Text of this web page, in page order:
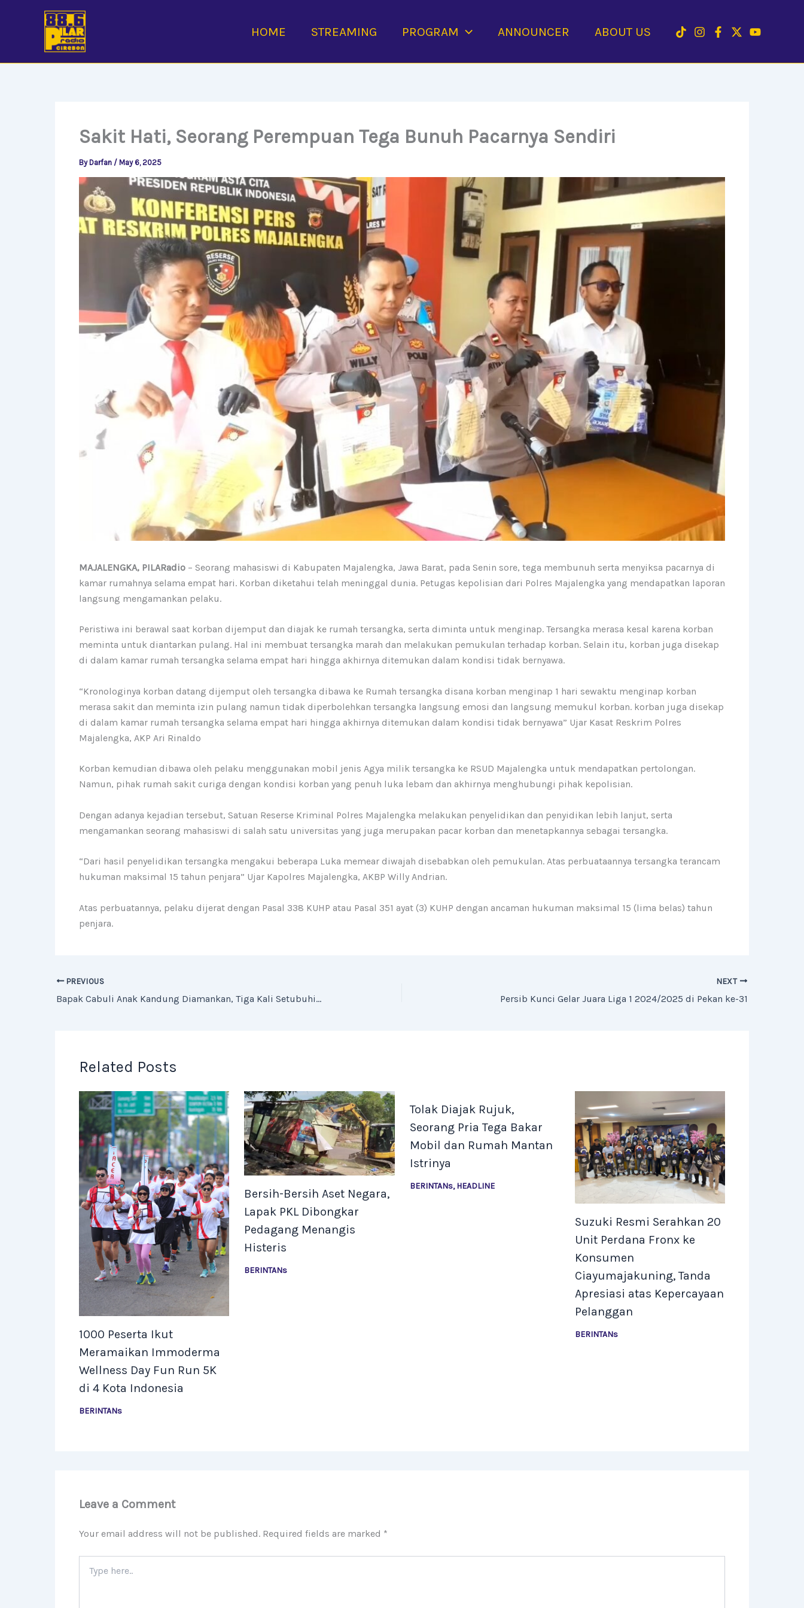
HOME STREAMING PROGRAM ANNOUNCER ABOUT US
Sakit Hati, Seorang Perempuan Tega Bunuh Pacarnya Sendiri
By Darfan / May 6, 2025
MAJALENGKA, PILARadio – Seorang mahasiswi di Kabupaten Majalengka, Jawa Barat, pada Senin sore, tega membunuh serta menyiksa pacarnya di
kamar rumahnya selama empat hari. Korban diketahui telah meninggal dunia. Petugas kepolisian dari Polres Majalengka yang mendapatkan laporan
langsung mengamankan pelaku.
Peristiwa ini berawal saat korban dijemput dan diajak ke rumah tersangka, serta diminta untuk menginap. Tersangka merasa kesal karena korban
meminta untuk diantarkan pulang. Hal ini membuat tersangka marah dan melakukan pemukulan terhadap korban. Selain itu, korban juga disekap
di dalam kamar rumah tersangka selama empat hari hingga akhirnya ditemukan dalam kondisi tidak bernyawa.
“Kronologinya korban datang dijemput oleh tersangka dibawa ke Rumah tersangka disana korban menginap 1 hari sewaktu menginap korban
merasa sakit dan meminta izin pulang namun tidak diperbolehkan tersangka langsung emosi dan langsung memukul korban. korban juga disekap
di dalam kamar rumah tersangka selama empat hari hingga akhirnya ditemukan dalam kondisi tidak bernyawa” Ujar Kasat Reskrim Polres
Majalengka, AKP Ari Rinaldo
Korban kemudian dibawa oleh pelaku menggunakan mobil jenis Agya milik tersangka ke RSUD Majalengka untuk mendapatkan pertolongan.
Namun, pihak rumah sakit curiga dengan kondisi korban yang penuh luka lebam dan akhirnya menghubungi pihak kepolisian.
Dengan adanya kejadian tersebut, Satuan Reserse Kriminal Polres Majalengka melakukan penyelidikan dan penyidikan lebih lanjut, serta
mengamankan seorang mahasiswi di salah satu universitas yang juga merupakan pacar korban dan menetapkannya sebagai tersangka.
“Dari hasil penyelidikan tersangka mengakui beberapa Luka memear diwajah disebabkan oleh pemukulan. Atas perbuataannya tersangka terancam
hukuman maksimal 15 tahun penjara” Ujar Kapolres Majalengka, AKBP Willy Andrian.
Atas perbuatannya, pelaku dijerat dengan Pasal 338 KUHP atau Pasal 351 ayat (3) KUHP dengan ancaman hukuman maksimal 15 (lima belas) tahun
penjara.
PREVIOUS
Bapak Cabuli Anak Kandung Diamankan, Tiga Kali Setubuhi Anaknya Usia 2 Tahun 8 Bulan
NEXT
Persib Kunci Gelar Juara Liga 1 2024/2025 di Pekan ke-31
Related Posts
1000 Peserta Ikut
Meramaikan Immoderma
Wellness Day Fun Run 5K
di 4 Kota Indonesia
BERINTANs
Bersih-Bersih Aset Negara,
Lapak PKL Dibongkar
Pedagang Menangis
Histeris
BERINTANs
Tolak Diajak Rujuk,
Seorang Pria Tega Bakar
Mobil dan Rumah Mantan
Istrinya
BERINTANs,HEADLINE
Suzuki Resmi Serahkan 20
Unit Perdana Fronx ke
Konsumen
Ciayumajakuning, Tanda
Apresiasi atas Kepercayaan
Pelanggan
BERINTANs
Leave a Comment
Your email address will not be published. Required fields are marked *
here..